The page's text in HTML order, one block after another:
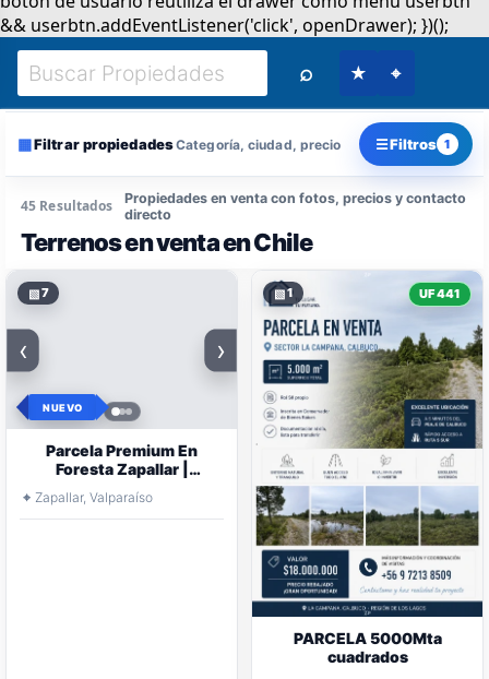
⌕ ★ ⌖
▦Filtrar propiedadesCategoría, ciudad, precio ☰Filtros 1
45 Resultados
Terrenos en venta en Chile
Propiedades en venta con fotos, precios y contacto
directo
▧7
NUEVO
‹ ›
Parcela Premium En
Foresta Zapallar |
Seguridad, Naturaleza
⌖ Zapallar, Valparaíso
▧1 UF 441
PARCELA 5000Mta
cuadrados